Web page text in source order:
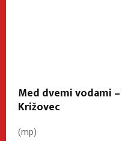
Med dvemi vodami
Križovec
(mp)